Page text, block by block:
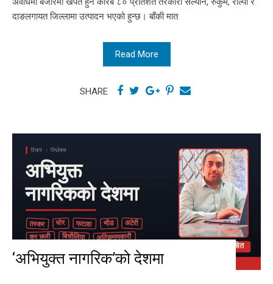
दाङलगायत जिल्लामा उत्पादन भएको हुन्छ। बाँकी मात
Read More
SHARE
‘अभियुक्त नागरिक’को देशमा